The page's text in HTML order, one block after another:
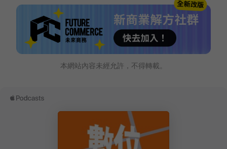
本網站內容未經允許，不得轉載。